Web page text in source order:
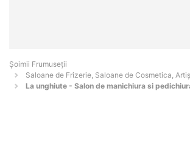
Șoimii Frumuseții
Saloane de Frizerie, Saloane de Cosmetica,
La unghiute - Salon de manichiura si